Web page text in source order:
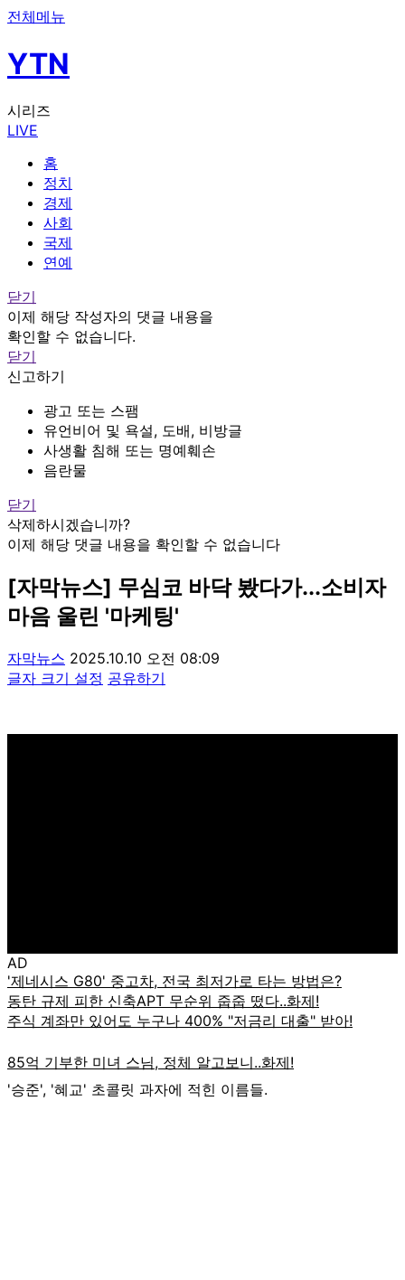
전체메뉴
YTN
시리즈
LIVE
홈
정치
경제
사회
국제
연예
닫기
이제 해당 작성자의 댓글 내용을
확인할 수 없습니다.
닫기
신고하기
광고 또는 스팸
유언비어 및 욕설, 도배, 비방글
사생활 침해 또는 명예훼손
음란물
닫기
삭제하시겠습니까?
이제 해당 댓글 내용을 확인할 수 없습니다
[자막뉴스] 무심코 바닥 봤다가...소비자
마음 울린 '마케팅'
자막뉴스 2025.10.10 오전 08:09
글자 크기 설정 공유하기
AD
'승준', '혜교' 초콜릿 과자에 적힌 이름들.